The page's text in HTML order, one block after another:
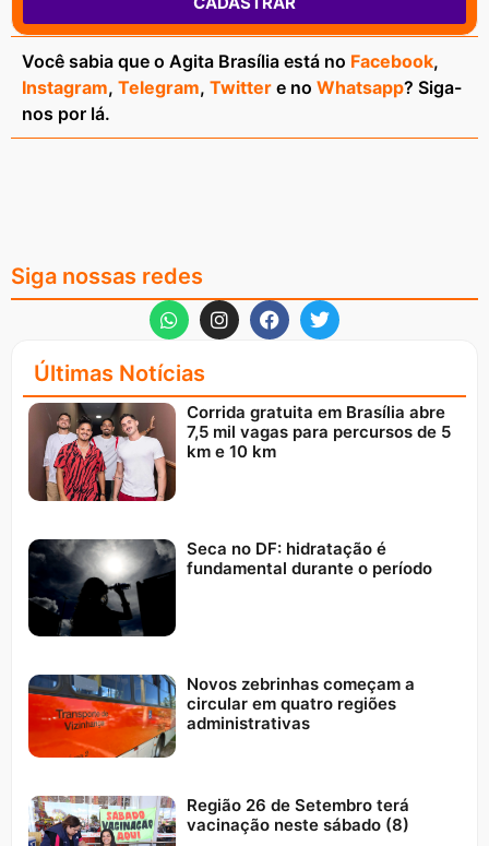
Você sabia que o Agita Brasília está no Facebook,
Instagram, Telegram, Twitter e no Whatsapp? Siga-
nos por lá.
Siga nossas redes
Últimas Notícias
Corrida gratuita em Brasília abre
7,5 mil vagas para percursos de 5
km e 10 km
Seca no DF: hidratação é
fundamental durante o período
Novos zebrinhas começam a
circular em quatro regiões
administrativas
Região 26 de Setembro terá
vacinação neste sábado (8)